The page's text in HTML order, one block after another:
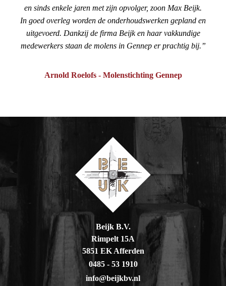
en sinds enkele jaren met zijn opvolger, zoon Max Beijk.
In goed overleg worden de onderhoudswerken gepland en
uitgevoerd. Dankzij de firma Beijk en haar vakkundige
medewerkers staan de molens in Gennep er prachtig bij.
Arnold Roelofs - Molenstichting Gennep
Beijk B.V.
Rimpelt 15A
5851 EK Afferden
0485 - 53 1910
info@beijkbv.nl